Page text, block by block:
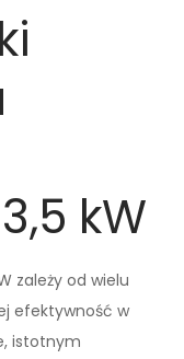
kW
zależy od wielu
efektywność w
istotnym